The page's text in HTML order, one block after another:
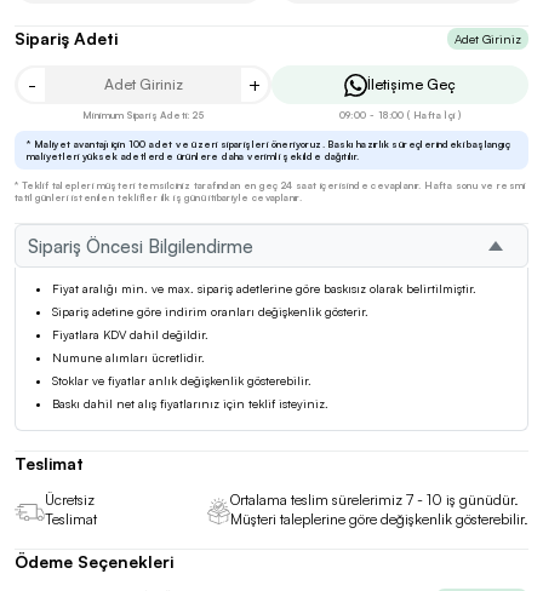
Sipariş Öncesi Bilgilendirme
Fiyat aralığı min. ve max. sipariş adetlerine göre baskısız olarak belirtilmiştir.
Sipariş adetine göre indirim oranları değişkenlik gösterir.
Fiyatlara KDV dahil değildir.
Numune alımları ücretlidir.
Stoklar ve fiyatlar anlık değişkenlik gösterebilir.
Baskı dahil net alış fiyatlarınız için teklif isteyiniz.
Sipariş Adeti Adet Giriniz
- +
Minimum Sipariş Adeti: 25
İletişime Geç
09:00 - 18:00 ( Hafta İçi )
* Maliyet avantajı için 100 adet ve üzeri siparişleri öneriyoruz. Baskı hazırlık süreçlerindeki başlangıç
maliyetleri yüksek adetlerde ürünlere daha verimli şekilde dağıtılır.
* Teklif talepleri müşteri temsilciniz tarafından en geç 24 saat içerisinde cevaplanır. Hafta sonu ve resmi
tatil günleri istenilen teklifler ilk iş günü itibariyle cevaplanır.
Teslimat
Ücretsiz
Teslimat
Ortalama teslim sürelerimiz 7 - 10 iş günüdür.
Müşteri taleplerine göre değişkenlik gösterebilir.
Ödeme Seçenekleri